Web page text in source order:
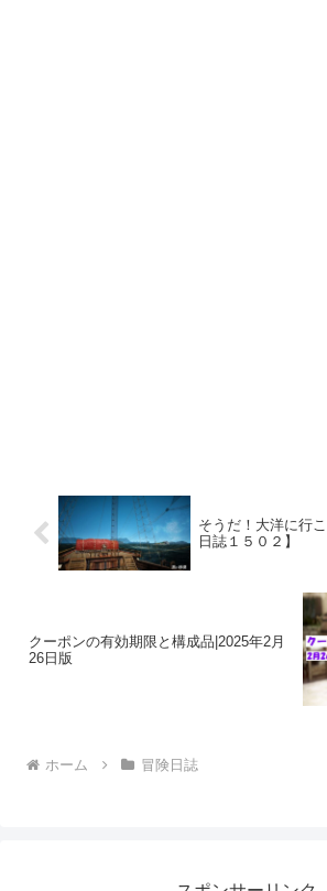
そうだ！大洋に行
日誌１５０２】
クーポンの有効期限と構成品|2025年2月
26日版
ホーム 冒険日誌